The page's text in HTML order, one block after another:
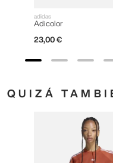
adidas
Adicolor
23,00 €
QUIZÁ